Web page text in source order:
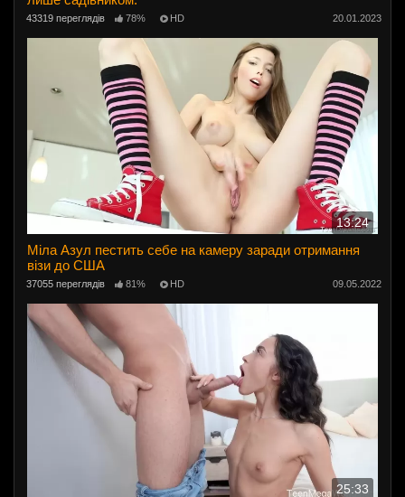
43319 переглядів 78% HD 20.01.2023
13:24
Міла Азул пестить себе на камеру заради отримання
візи до США
37055 переглядів 81% HD 09.05.2022
25:33